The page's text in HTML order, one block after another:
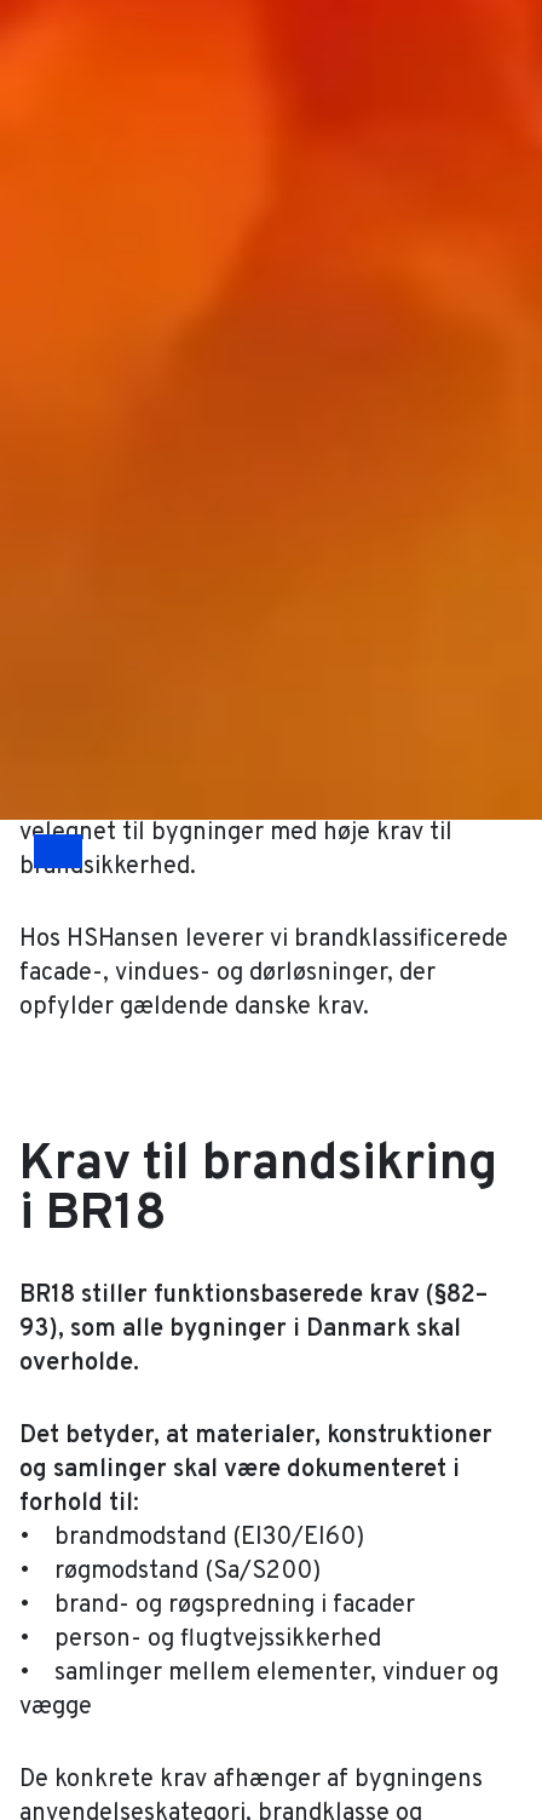
velegnet til bygninger med høje krav til
brandsikkerhed.
Hos HSHansen leverer vi brandklassificerede
facade-, vindues- og dørløsninger, der
opfylder gældende danske krav.
Krav til brandsikring
i BR18
BR18 stiller funktionsbaserede krav (§82–
93), som alle bygninger i Danmark skal
overholde.
Det betyder, at materialer, konstruktioner
og samlinger skal være dokumenteret i
forhold til:
• brandmodstand (EI30/EI60)
• røgmodstand (Sa/S200)
• brand- og røgspredning i facader
• person- og flugtvejssikkerhed
• samlinger mellem elementer, vinduer og
vægge
De konkrete krav afhænger af bygningens
anvendelseskategori, brandklasse og